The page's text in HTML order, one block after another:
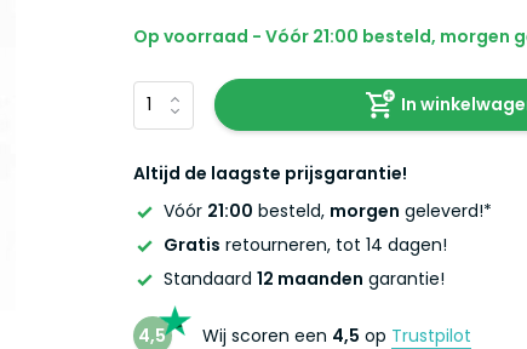
Op voorraad - Vóór 21:00 besteld, morgen
In
Altijd de laagste prijsgarantie!
Vóór 21:00 besteld, morgen geleverd!*
Gratis retourneren, tot 14 dagen!
Standaard 12 maanden garantie!
4,5 Wij scoren een 4,5 op Trustpilot